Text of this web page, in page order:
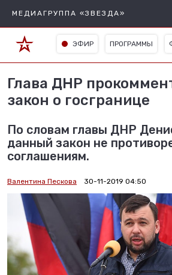
МЕДИАГРУППА «ЗВЕЗДА»
ЭФИР ПРОГРАММЫ
Глава ДНР
закон о госгранице
По словам главы ДНР
данный закон не
соглашениям.
Валентина Пескова 30-11-2019 04:50